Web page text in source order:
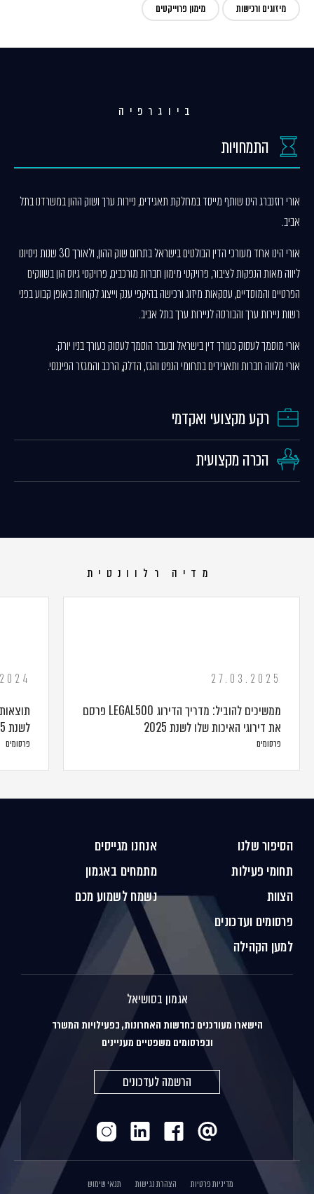
מיזוגים ורכישות מימון פרוייקטים
ביוגרפיה
התמחויות
אורי רוזנברג הינו שותף מייסד במחלקת תאגידים, ניירות ערך ושוק ההון במשרדנו בתל
אביב.
אורי הינו אחד מעורכי הדין הבולטים בישראל בתחום שוק ההון, ולאורך 30 שנות ניסיונו
ליווה מאות הנפקות לציבור, פרויקטי מימון חברות מורכבים, פרויקטי גיוס הון בשווקים
הפרטיים והמוסדיים, עסקאות מיזוג ורכישה בהיקפי ענק וייצוג לקוחות באופן קבוע בפני
רשות ניירות ערך והבורסה לניירות ערך בתל אביב.
אורי מוסמך לעסוק כעורך דין בישראל ובעבר הוסמך לעסוק כעורך בניו יורק.
אורי מלווה חברות ותאגידים בתחומי הנפט והגז, הדלק, הרכב והמגזר הפיננסי.
רקע מקצועי ואקדמי
הכרה מקצועית
מדיה רלוונטית
27.03.2025
ממשיכים להוביל: מדריך הדירוג LEGAL500 פרסם
את דירוגי האיכות שלו לשנת 2025
פרסומים
לשנת 2024-2025
פרסומים
הסיפור שלנו
תחומי פעילות
הצוות
פרסומים ועדכונים
למען הקהילה
אנחנו מגייסים
מתמחים באגמון
נשמח לשמוע מכם
אגמון בסושיאל
הישארו מעודכנים בחדשות האחרונות, בפעילויות המשרד
ובפרסומים משפטיים מעניינים
הרשמה לעדכונים
מדיניות פרטיות הצהרת נגישות תנאי שימוש